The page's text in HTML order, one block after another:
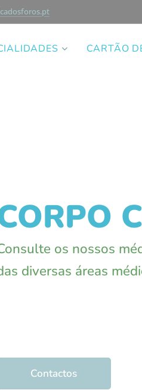
CARTÃO
os nossos
diversas áreas
Contactos